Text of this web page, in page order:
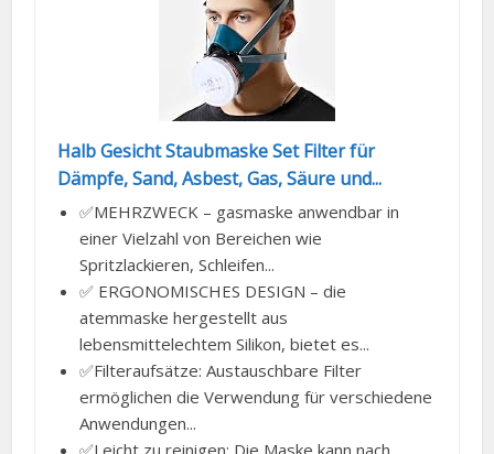
Halb Gesicht Staubmaske Set Filter für
Dämpfe, Sand, Asbest, Gas, Säure und...
✅MEHRZWECK – gasmaske anwendbar in
einer Vielzahl von Bereichen wie
Spritzlackieren, Schleifen...
✅ ERGONOMISCHES DESIGN – die
atemmaske hergestellt aus
lebensmittelechtem Silikon, bietet es...
✅Filteraufsätze: Austauschbare Filter
ermöglichen die Verwendung für verschiedene
Anwendungen...